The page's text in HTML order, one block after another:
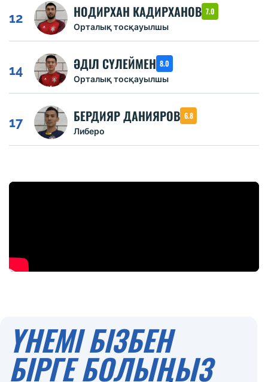
12 НОДИРХАН КАДИРХАНОВ 7.0
Орталық тосқауылшы
14 ӘДІЛ СҮЛЕЙМЕН 8.0
Орталық тосқауылшы
17 БЕРДИЯР ДАНИЯРОВ 6.8
Либеро
ҮНЕМІ БІЗБЕН
БІРГЕ БОЛЫҢЫЗ